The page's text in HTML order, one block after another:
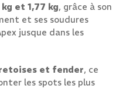
kg et 1,77 kg, grâce à son
et ses soudures
jusque dans les
et fender, ce
les spots les plus